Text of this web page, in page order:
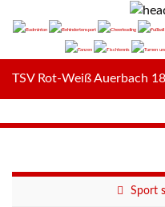
TSV Rot-Weiß Auerbach
Sport